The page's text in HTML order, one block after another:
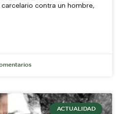
contra un hombre,
ACTUALIDAD